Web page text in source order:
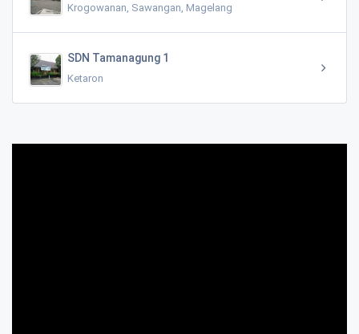
Krogowanan, Sawangan, Magelang
SDN Tamanagung 1
Ketaron